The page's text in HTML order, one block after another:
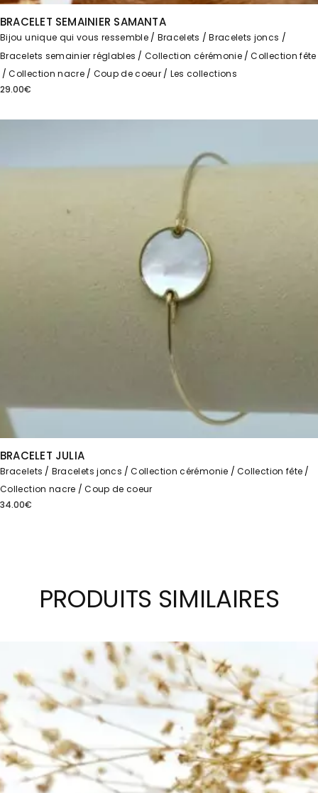
BRACELET SEMAINIER SAMANTA
Bijou unique qui vous ressemble Bracelets
Bracelets joncs
Bracelets semainier réglables
Collection cérémonie
Collection fête
Collection nacre
Coup de coeur
Les collections
29.00€
BRACELET JULIA
Bracelets Bracelets joncs Collection cérémonie
Collection fête
Collection nacre
Coup de coeur
34.00€
PRODUITS SIMILAIRES